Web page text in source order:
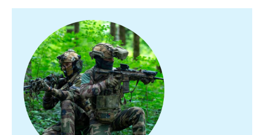
principale